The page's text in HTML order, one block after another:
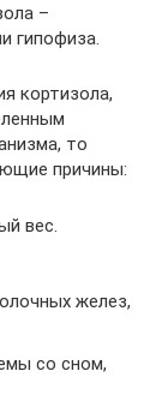
–
гипофиза.
кортизола,
то
причины:
вес.
желез,
со сном,